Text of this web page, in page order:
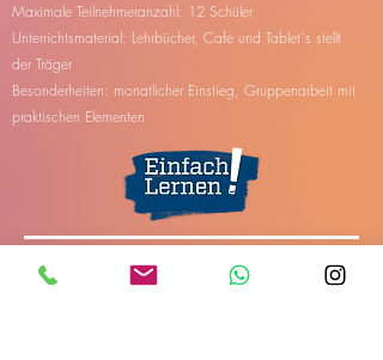
Maximale Teilnehmeranzahl: 12 Schüler
Unterrichtsmaterial: Lehrbücher, Cafe und Tablet`s stellt
der Träger
Besonderheiten: monatlicher Einstieg, Gruppenarbeit mit
praktischen Elementen
ZURÜCK ZU DEN KURSEN